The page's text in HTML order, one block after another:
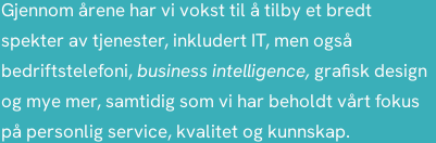
Gjennom årene har vi vokst til å tilby et bredt
spekter av tjenester, inkludert IT, men også
bedriftstelefoni, business intelligence, grafisk design
og mye mer, samtidig som vi har beholdt vårt fokus
på personlig service, kvalitet og kunnskap.